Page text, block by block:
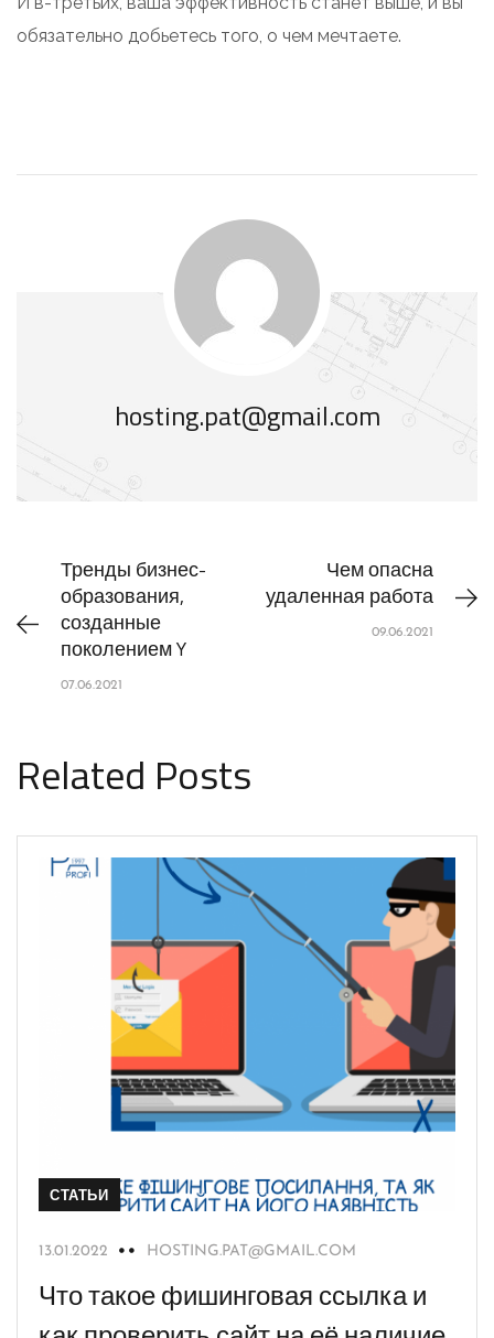
обязательно добьетесь того, о чем мечтаете.
hosting.pat@gmail.com
Тренды бизнес-
образования,
созданные
поколением Y
07.06.2021
Чем опасна
удаленная работа
09.06.2021
Related Posts
СТАТЬИ
13.01.2022 HOSTING.PAT@GMAIL.COM
Что такое фишинговая ссылка и